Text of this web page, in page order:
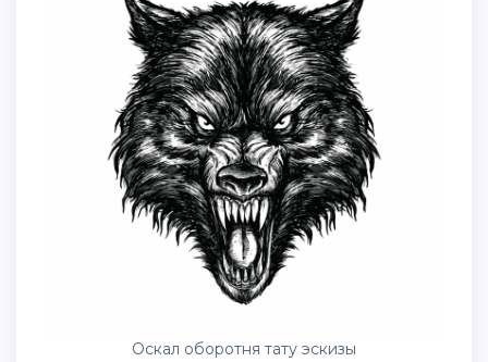
Оскал оборотня тату эскизы